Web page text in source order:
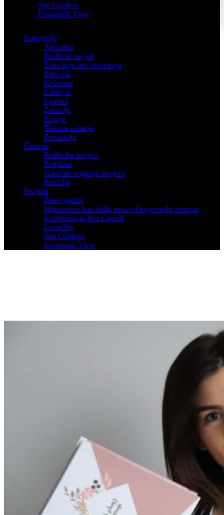
Sun Gardens
Esplanade View
Kategorije
Aktualno
Poslovni savjeti
Žene koje nas inspiriraju
Intervjui
Kolumne
Lifestyle
Ljepota
Zdravlje
Knjige
Tiskana izdanja
Promocije
Časopis
Prethodni brojevi
Pretplata
Naručite prijašnje brojeve
Press kit
Projekti
Žena godine
Mentorstvo kao oblik networkinga među ženama
Konferencija Her Capital
Learn2be
Sun Gardens
Esplanade View